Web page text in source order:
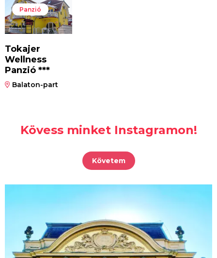
Panzió
Tokajer
Wellness
Panzió ***
Balaton-part
Kövess minket Instagramon!
Követem